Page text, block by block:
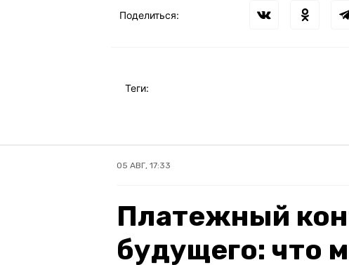
Поделиться:
Теги:
05 АВГ, 17:33
Платежный
будущего: что